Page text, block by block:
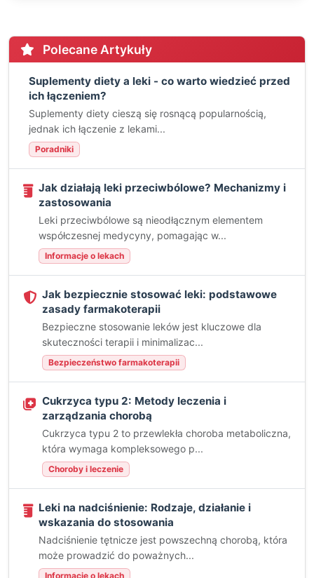
Polecane Artykuły
Suplementy diety a leki - co warto wiedzieć przed
ich łączeniem?
Suplementy diety cieszą się rosnącą popularnością,
jednak ich łączenie z lekami...
Poradniki
Jak działają leki przeciwbólowe? Mechanizmy i
zastosowania
Leki przeciwbólowe są nieodłącznym elementem
współczesnej medycyny, pomagając w...
Informacje o lekach
Jak bezpiecznie stosować leki: podstawowe
zasady farmakoterapii
Bezpieczne stosowanie leków jest kluczowe dla
skuteczności terapii i minimalizac...
Bezpieczeństwo farmakoterapii
Cukrzyca typu 2: Metody leczenia i
zarządzania chorobą
Cukrzyca typu 2 to przewlekła choroba metaboliczna,
która wymaga kompleksowego p...
Choroby i leczenie
Leki na nadciśnienie: Rodzaje, działanie i
wskazania do stosowania
Nadciśnienie tętnicze jest powszechną chorobą, która
może prowadzić do poważnych...
Informacje o lekach